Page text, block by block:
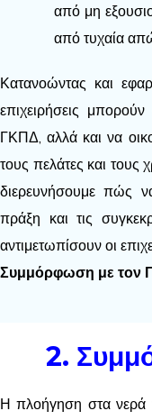
από μη
από τυχαία
Κατανοώντας και
επιχειρήσεις
ΓΚΠΔ, αλλά και να
τους πελάτες και τους
διερευνήσουμε πώς
πράξη και τις
αντιμετωπίσουν οι
Συμμόρφωση με τον
2.
Η πλοήγηση στα νερά